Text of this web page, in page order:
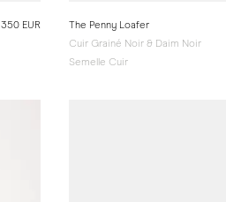
350 EUR
The Penny Loafer
Cuir Grainé Noir & Daim Noir
Semelle Cuir